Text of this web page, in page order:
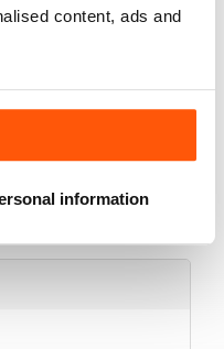
content, ads and
information
Recensito 29 marzo 2020